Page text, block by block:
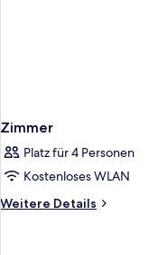
Zimmer
Platz für 4 Personen
Kostenloses WLAN
Weitere Details
Weitere